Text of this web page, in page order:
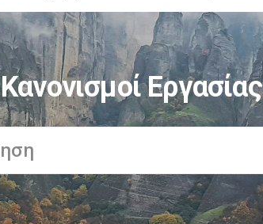
Κανονισμοί Εργασίας